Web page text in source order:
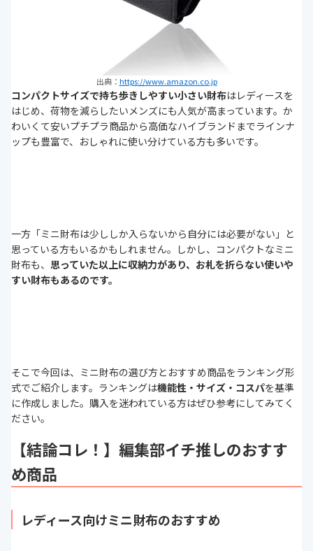
出典： https://www.amazon.co.jp
コンパクトサイズで持ち歩きしやすい小さい財布はレディースを
はじめ、荷物を減らしたいメンズにも人気が高まっています。か
わいくて安いプチプラ商品から高価なハイブランドまでラインナ
ップも豊富で、おしゃれに使い分けている方も多いです。
一方「ミニ財布は少ししか入らないから自分には必要がない」と
思っている方もいるかもしれません。しかし、コンパクトなミニ
財布も、 思っていた以上に収納力があり、お札を折らない使いや
すい財布もあるのです。
そこで今回は、ミニ財布の選び方とおすすめ商品をランキング形
式でご紹介します。ランキングは機能性・サイズ・コスパを基準
に作成しました。購入を迷われている方はぜひ参考にしてみてく
ださい。
【結論コレ！】編集部イチ推しのおすす
め商品
レディース向けミニ財布のおすすめ